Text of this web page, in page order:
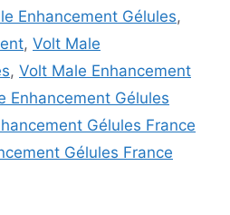
Enhancement Gélules,
, Volt Male
, Volt Male Enhancement
Enhancement Gélules
Gélules France
Gélules France